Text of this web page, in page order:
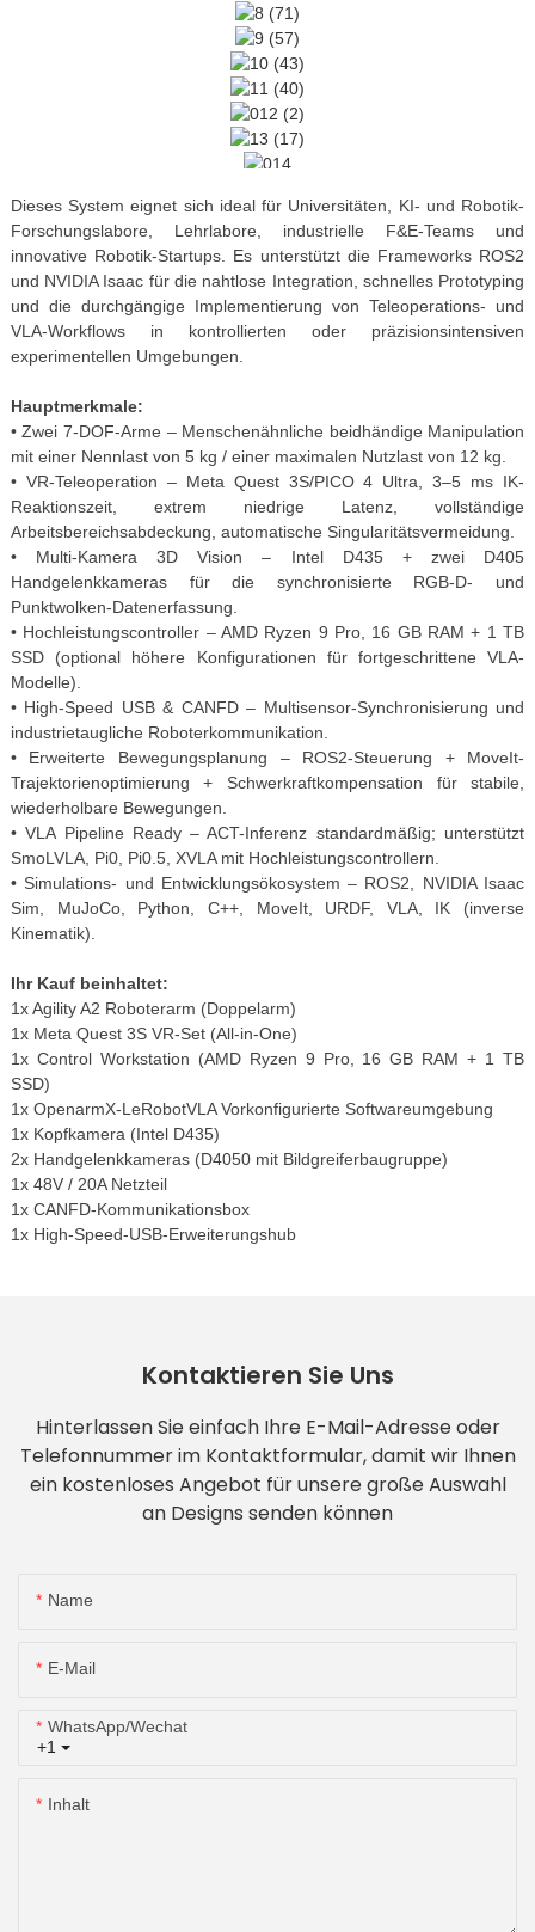
Dieses System eignet sich ideal für Universitäten, KI- und Robotik-
Forschungslabore, Lehrlabore, industrielle F&E-Teams und
innovative Robotik-Startups. Es unterstützt die Frameworks ROS2
und NVIDIA Isaac für die nahtlose Integration, schnelles Prototyping
und die durchgängige Implementierung von Teleoperations- und
VLA-Workflows in kontrollierten oder präzisionsintensiven
experimentellen Umgebungen.
Hauptmerkmale:
• Zwei 7-DOF-Arme – Menschenähnliche beidhändige Manipulation
mit einer Nennlast von 5 kg / einer maximalen Nutzlast von 12 kg.
• VR-Teleoperation – Meta Quest 3S/PICO 4 Ultra, 3–5 ms IK-
Reaktionszeit, extrem niedrige Latenz, vollständige
Arbeitsbereichsabdeckung, automatische Singularitätsvermeidung.
• Multi-Kamera 3D Vision – Intel D435 + zwei D405
Handgelenkkameras für die synchronisierte RGB-D- und
Punktwolken-Datenerfassung.
• Hochleistungscontroller – AMD Ryzen 9 Pro, 16 GB RAM + 1 TB
SSD (optional höhere Konfigurationen für fortgeschrittene VLA-
Modelle).
• High-Speed ​​USB & CANFD – Multisensor-Synchronisierung und
industrietaugliche Roboterkommunikation.
• Erweiterte Bewegungsplanung – ROS2-Steuerung + MoveIt-
Trajektorienoptimierung + Schwerkraftkompensation für stabile,
wiederholbare Bewegungen.
• VLA Pipeline Ready – ACT-Inferenz standardmäßig; unterstützt
SmoLVLA, Pi0, Pi0.5, XVLA mit Hochleistungscontrollern.
• Simulations- und Entwicklungsökosystem – ROS2, NVIDIA Isaac
Sim, MuJoCo, Python, C++, MoveIt, URDF, VLA, IK (inverse
Kinematik).
Ihr Kauf beinhaltet:
1x Agility A2 Roboterarm (Doppelarm)
1x Meta Quest 3S VR-Set (All-in-One)
1x Control Workstation (AMD Ryzen 9 Pro, 16 GB RAM + 1 TB
SSD)
1x OpenarmX-LeRobotVLA Vorkonfigurierte Softwareumgebung
1x Kopfkamera (Intel D435)
2x Handgelenkkameras (D4050 mit Bildgreiferbaugruppe)
1x 48V / 20A Netzteil
1x CANFD-Kommunikationsbox
1x High-Speed-USB-Erweiterungshub
Kontaktieren Sie Uns
Hinterlassen Sie einfach Ihre E-Mail-Adresse oder
Telefonnummer im Kontaktformular, damit wir Ihnen
ein kostenloses Angebot für unsere große Auswahl
an Designs senden können
Name
E-Mail
+1
WhatsApp/Wechat
Inhalt